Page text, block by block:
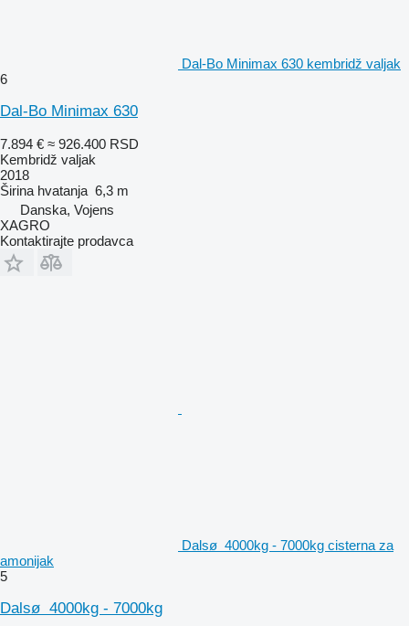
Dal-Bo Minimax 630 kembridž valjak
6
Dal-Bo Minimax 630
7.894 € ≈ 926.400 RSD
Kembridž valjak
2018
Širina hvatanja 6,3 m
Danska, Vojens
XAGRO
Kontaktirajte prodavca
Dalsø 4000kg - 7000kg cisterna za
amonijak
5
Dalsø 4000kg - 7000kg